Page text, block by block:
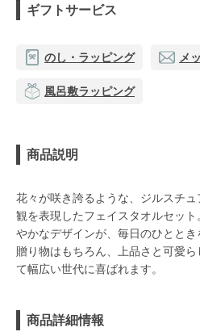
ギフトサービス
のし・ラッピング メ
風呂敷ラッピング
商品説明
花々が咲き誇るような、ジルスチ
観を表現したフェイスタオルセッ
やかなデザインが、毎日のひとと
贈り物はもちろん、上品さと可愛
て幅広い世代に喜ばれます。
商品詳細情報